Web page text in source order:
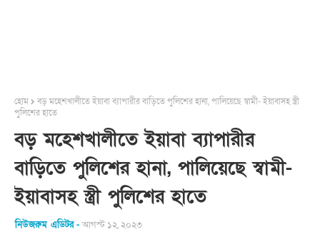
হোম
বড় মহেশখালীতে ইয়াবা ব্যাপারীর বাড়িতে পুলিশের হানা, পালিয়েছে স্বামী- ইয়াবাসহ স্ত্রী
পুলিশের হাতে
বড় মহেশখালীতে ইয়াবা ব্যাপারীর
বাড়িতে পুলিশের হানা, পালিয়েছে স্বামী-
ইয়াবাসহ স্ত্রী পুলিশের হাতে
নিউজরুম এডিটর আগস্ট ১২, ২০২৩